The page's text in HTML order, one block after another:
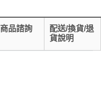
商品諮詢
配送/換貨/退
貨說明